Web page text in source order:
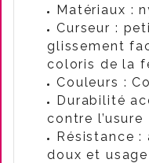
Matériaux :
Curseur :
glissement
coloris de la
Couleurs :
Durabilité
contre l’usure
Résistance :
doux et